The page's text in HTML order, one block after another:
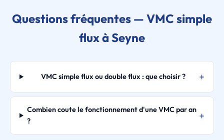
Questions fréquentes — VMC simple
flux à Seyne
VMC simple flux ou double flux : que choisir ?
Combien coute le fonctionnement d'une VMC par an
?